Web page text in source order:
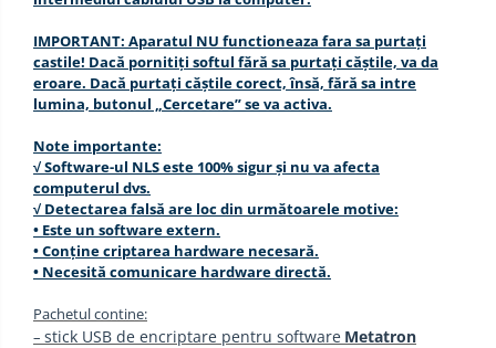
IMPORTANT: Aparatul NU functioneaza fara sa purtați
castile! Dacă pornitiți softul fără sa purtați căștile, va da
eroare. Dacă purtați căștile corect, însă, fără sa intre
lumina, butonul „Cercetare” se va activa.
Note importante:
√ Software-ul NLS este 100% sigur și nu va afecta
computerul dvs.
√ Detectarea falsă are loc din următoarele motive:
• Este un software extern.
• Conține criptarea hardware necesară.
• Necesită comunicare hardware directă.
Pachetul contine:
– stick USB de encriptare pentru software Metatron